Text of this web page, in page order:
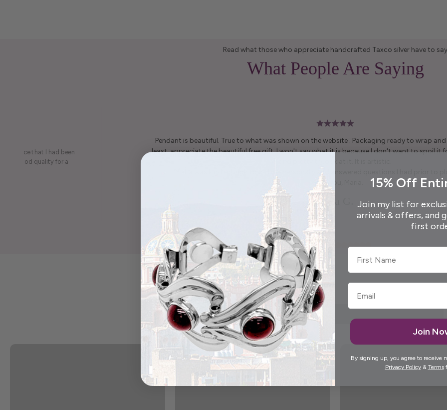
Read what those who appreciate handcrafted Taxco silver have to say
What People Are Saying
a piece that I had been
is good quality for a
Pendant is beautiful. True to what was shown on the website . Packaging ready to wrap
least, appreciate the beautiful free gift. I won't say what it is because I don't want to spoil it
Maria was kind enough to call me personally and answered questions I had prior to
Thank you, Maria.
Elida G.
15% Off
Join my list for
arrivals & offers, and
first
First Name
Join
By signing up, you agree to receive
Privacy Policy& Terms